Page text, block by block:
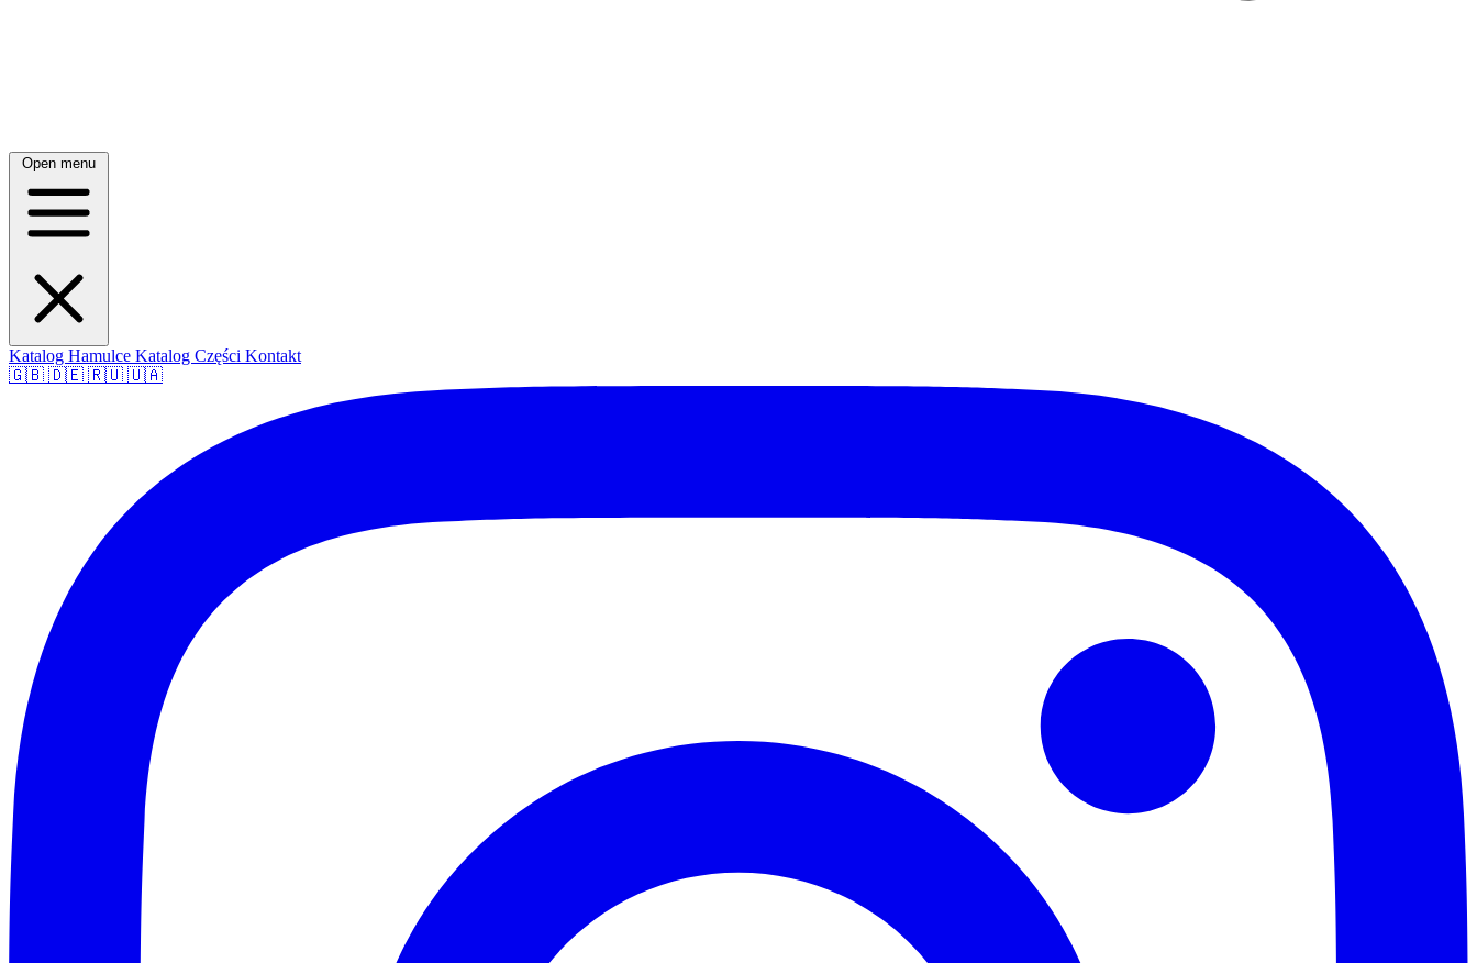
Open menu
Katalog Hamulce Katalog Części Kontakt
🇬🇧 🇩🇪 🇷🇺 🇺🇦